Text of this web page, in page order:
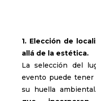
1. Elección de
allá de la estética.
La selección del
evento puede
su huella